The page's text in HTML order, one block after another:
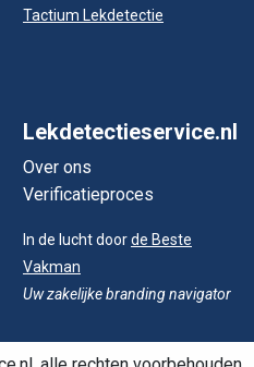
Tactium Lekdetectie
Lekdetectieservice.nl
Over ons
Verificatieproces
In de lucht doorde Beste
Vakman
Uw zakelijke branding navigator